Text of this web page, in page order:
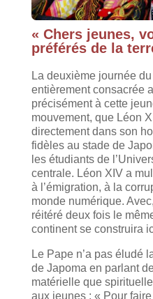
« Chers jeunes,
préférés de la
La deuxième journée
entièrement consacrée
précisément à cette
mouvement, que Léon
directement dans son
fidèles au stade de
les étudiants de
centrale. Léon XIV a
à l’émigration, à la
monde numérique.
réitéré deux fois le
continent se construira
Le Pape n’a pas éludé
de Japoma en parlant
matérielle que
aux jeunes : « Pour